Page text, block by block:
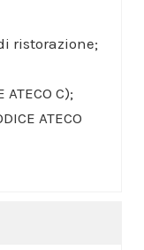
ristorazione;
C);
ATECO